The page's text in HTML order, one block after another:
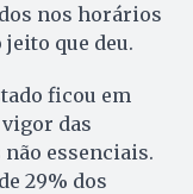
nos horários
que deu.
ficou em
das
essenciais.
29% dos